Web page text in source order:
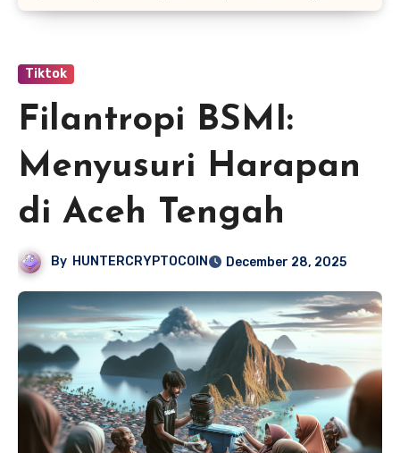
Tiktok
Filantropi BSMI:
Menyusuri Harapan
di Aceh Tengah
By HUNTERCRYPTOCOIN December 28, 2025